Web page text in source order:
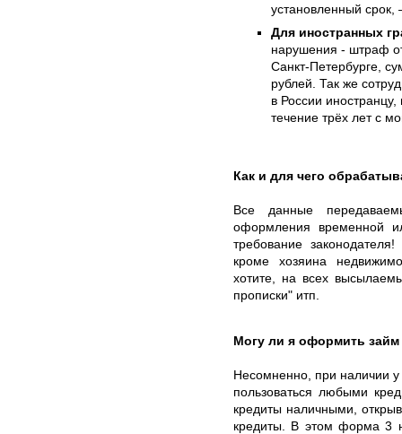
установленный
Для иностранных
нарушения - штраф
Санкт-Петербурге,
рублей. Так же
в России
течение трёх лет с
Как и для чего
Все данные
оформления временной
требование
кроме хозяина
хотите, на всех
прописки" итп.
Могу ли я оформить
Несомненно, при наличии
пользоваться любыми
кредиты наличными,
кредиты. В этом форма 3